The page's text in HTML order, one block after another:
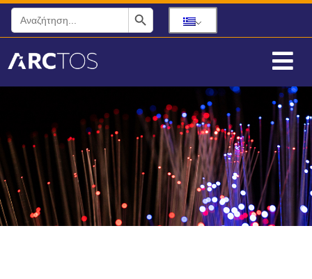
Search
for:
Search Button